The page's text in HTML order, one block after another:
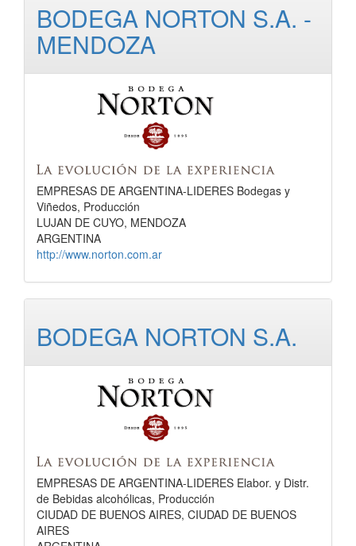
BODEGA NORTON S.A. -
MENDOZA
EMPRESAS DE ARGENTINA-LIDERES Bodegas y
Viñedos, Producción
LUJAN DE CUYO, MENDOZA
ARGENTINA
http://www.norton.com.ar
BODEGA NORTON S.A.
EMPRESAS DE ARGENTINA-LIDERES Elabor. y Distr.
de Bebidas alcohólicas, Producción
CIUDAD DE BUENOS AIRES, CIUDAD DE BUENOS
AIRES